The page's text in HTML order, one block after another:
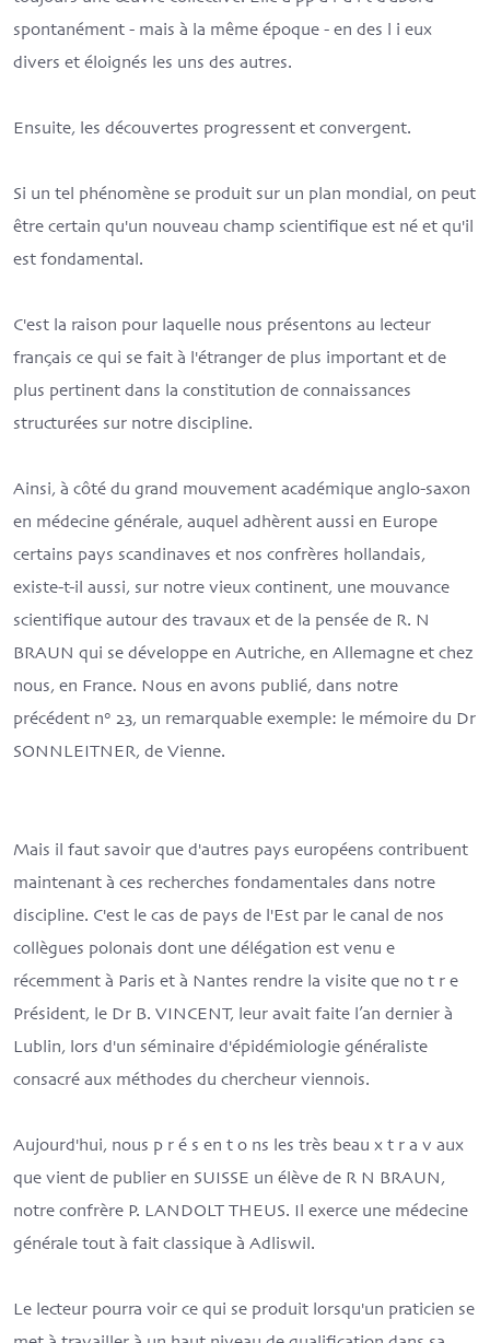
spontanément - mais à la même époque - en des l i eux
divers et éloignés les uns des autres.
Ensuite, les découvertes progressent et convergent.
Si un tel phénomène se produit sur un plan mondial, on peut
être certain qu'un nouveau champ scientifique est né et qu'il
est fondamental.
C'est la raison pour laquelle nous présentons au lecteur
français ce qui se fait à l'étranger de plus important et de
plus pertinent dans la constitution de connaissances
structurées sur notre discipline.
Ainsi, à côté du grand mouvement académique anglo-saxon
en médecine générale, auquel adhèrent aussi en Europe
certains pays scandinaves et nos confrères hollandais,
existe-t-il aussi, sur notre vieux continent, une mouvance
scientifique autour des travaux et de la pensée de R. N
BRAUN qui se développe en Autriche, en Allemagne et chez
nous, en France. Nous en avons publié, dans notre
précédent n° 23, un remarquable exemple: le mémoire du Dr
SONNLEITNER, de Vienne.
Mais il faut savoir que d'autres pays européens contribuent
maintenant à ces recherches fondamentales dans notre
discipline. C'est le cas de pays de l'Est par le canal de nos
collègues polonais dont une délégation est venu e
récemment à Paris et à Nantes rendre la visite que no t r e
Président, le Dr B. VINCENT, leur avait faite l’an dernier à
Lublin, lors d'un séminaire d'épidémiologie généraliste
consacré aux méthodes du chercheur viennois.
Aujourd'hui, nous p r é s en t o ns les très beau x t r a v aux
que vient de publier en SUISSE un élève de R N BRAUN,
notre confrère P. LANDOLT THEUS. Il exerce une médecine
générale tout à fait classique à Adliswil.
Le lecteur pourra voir ce qui se produit lorsqu'un praticien se